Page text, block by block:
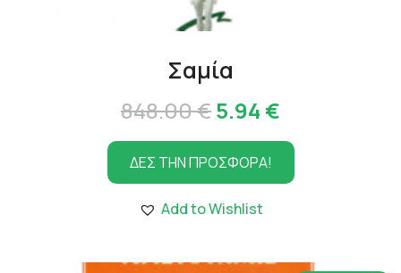
Σαμία
848.00€Original
price
was:
848.00 €.
5.94 €
τρέχουσα
τιμή
ΔΕΣ ΤΗΝ ΠΡΟΣΦΟΡΑ!
Add to Wishlist